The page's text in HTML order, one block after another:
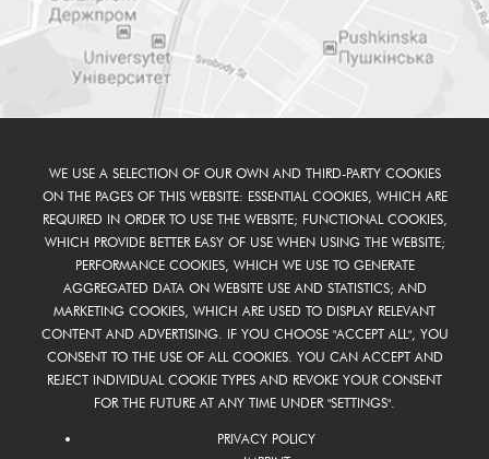
WE USE A SELECTION OF OUR OWN AND THIRD-PARTY COOKIES
ON THE PAGES OF THIS WEBSITE: ESSENTIAL COOKIES, WHICH ARE
REQUIRED IN ORDER TO USE THE WEBSITE; FUNCTIONAL COOKIES,
WHICH PROVIDE BETTER EASY OF USE WHEN USING THE WEBSITE;
PERFORMANCE COOKIES, WHICH WE USE TO GENERATE
AGGREGATED DATA ON WEBSITE USE AND STATISTICS; AND
MARKETING COOKIES, WHICH ARE USED TO DISPLAY RELEVANT
CONTENT AND ADVERTISING. IF YOU CHOOSE "ACCEPT ALL", YOU
CONSENT TO THE USE OF ALL COOKIES. YOU CAN ACCEPT AND
REJECT INDIVIDUAL COOKIE TYPES AND REVOKE YOUR CONSENT
FOR THE FUTURE AT ANY TIME UNDER "SETTINGS".
PRIVACY POLICY